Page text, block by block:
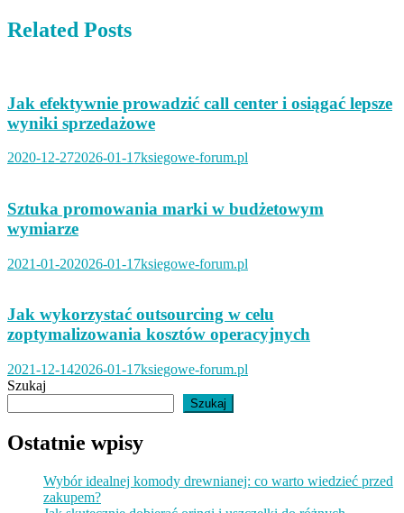
Related Posts
Jak efektywnie prowadzić call center i osiągać lepsze
wyniki sprzedażowe
2020-12-272026-01-17ksiegowe-forum.pl
Sztuka promowania marki w budżetowym
wymiarze
2021-01-202026-01-17ksiegowe-forum.pl
Jak wykorzystać outsourcing w celu
zoptymalizowania kosztów operacyjnych
2021-12-142026-01-17ksiegowe-forum.pl
Szukaj
Szukaj
Ostatnie wpisy
Wybór idealnej komody drewnianej: co warto wiedzieć przed
zakupem?